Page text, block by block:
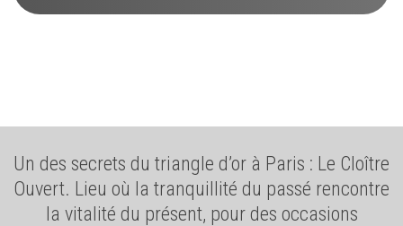
Un des secrets du triangle d’or à Paris : Le Cloître
Ouvert. Lieu où la tranquillité du passé rencontre
la vitalité du présent, pour des occasions